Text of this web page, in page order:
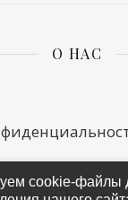
О НАС
cookie-файлы